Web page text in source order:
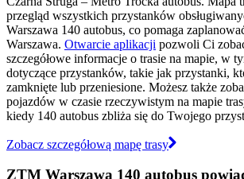
przegląd wszystkich przystanków
Warszawa 140 autobus, co pomaga
Warszawa. Otwarcie aplikacji pozwoli Ci
szczegółowe informacje o trasie na mapie, w
dotyczące przystanków, takie jak przystanki,
zamknięte lub przeniesione. Możesz także
pojazdów w czasie rzeczywistym na mapie
kiedy 140 autobus zbliża się do Twojego
Zobacz szczegółową mapę trasy
ZTM Warszawa 140 autobus